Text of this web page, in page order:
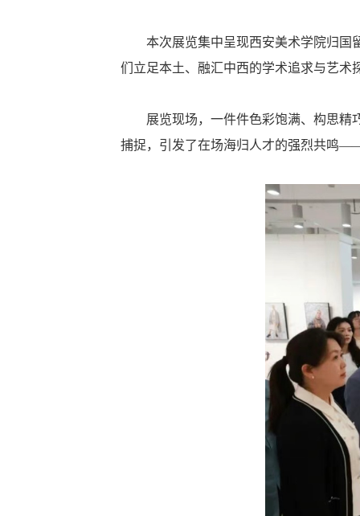
本次展览集中呈现西安美术学院归国留
们立足本土、融汇中西的学术追求与艺术
展览现场，一件件色彩饱满、构思精
捕捉，引发了在场海归人才的强烈共鸣